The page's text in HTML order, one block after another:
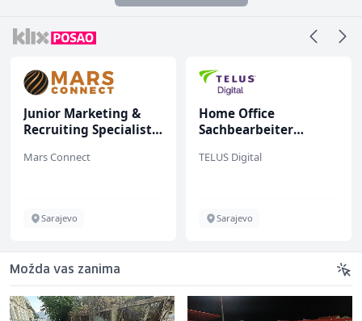
Junior Marketing &
Recruiting Specialist
Mars Connect
Sarajevo
Home Office
Sachbearbeiter
bekannten deutschen
TELUS Digital
Sarajevo
Možda vas zanima